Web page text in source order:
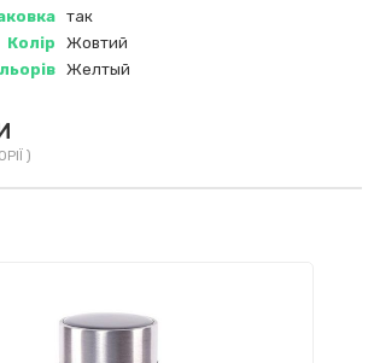
так
Колір
Жовтий
Желтый
)